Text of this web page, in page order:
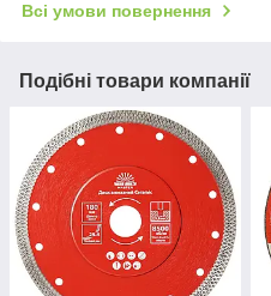
Всі умови повернення
Подібні товари компанії